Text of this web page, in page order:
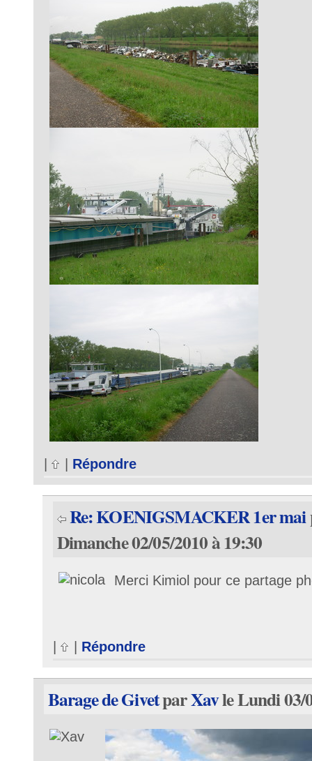
Répondre
Re: KOENIGSMACKER 1er mai
Dimanche 02/05/2010 à 19:30
Merci Kimiol pour ce partage
Répondre
Barage de GivetparXavle Lundi 03/